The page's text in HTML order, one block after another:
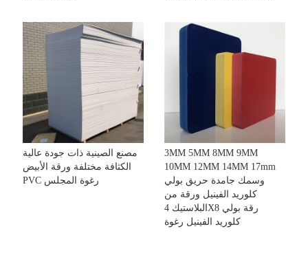
مصنع الصينية ذات جودة عالية
الكثافة مختلفة ورقة الأبيض
PVC رغوة المجلس
3MM 5MM 8MM 9MM
10MM 12MM 14MM 17mm
وسمك جامدة حريق بولي
كلوريد الفينيل ورقة من
البلاستيك 4X8 رقة بولي
كلوريد الفينيل رغوة